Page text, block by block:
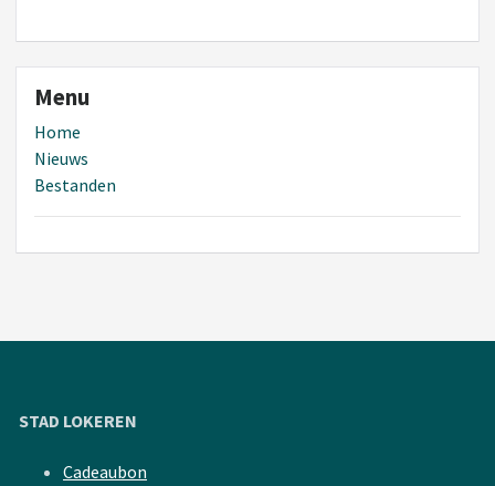
Menu
Home
Nieuws
Bestanden
STAD LOKEREN
Cadeaubon